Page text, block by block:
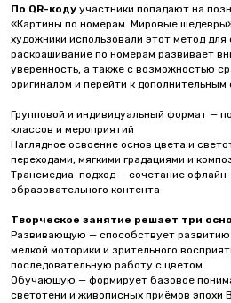
По QR-коду участники попадают на
«Картины по номерам. Мировые
художники использовали этот метод
раскрашивание по номерам развивает
уверенность, а также с возможностью
оригиналом и перейти к
Групповой и индивидуальный формат —
классов и мероприятий
Наглядное освоение основ цвета и
переходами, мягкими градациями и
Трансмедиа-подход — сочетание
образовательного контента
Творческое занятие решает три
Развивающую — способствует развитию
мелкой моторики и зрительного
последовательную работу с цветом.
Обучающую — формирует базовое
светотени и живописных приёмов эпохи